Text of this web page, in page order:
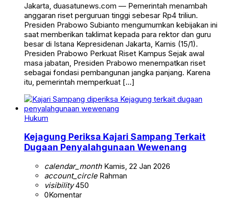
Jakarta, duasatunews.com — Pemerintah menambah
anggaran riset perguruan tinggi sebesar Rp4 triliun.
Presiden Prabowo Subianto mengumumkan kebijakan ini
saat memberikan taklimat kepada para rektor dan guru
besar di Istana Kepresidenan Jakarta, Kamis (15/1).
Presiden Prabowo Perkuat Riset Kampus Sejak awal
masa jabatan, Presiden Prabowo menempatkan riset
sebagai fondasi pembangunan jangka panjang. Karena
itu, pemerintah memperkuat […]
Hukum
Kejagung Periksa Kajari Sampang Terkait
Dugaan Penyalahgunaan Wewenang
calendar_monthKamis, 22 Jan 2026
account_circleRahman
visibility450
0Komentar